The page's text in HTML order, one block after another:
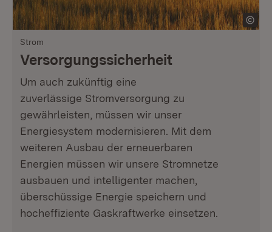
Strom
Versorgungssicherheit
Um auch zukünftig eine
zuverlässige Stromversorgung zu
gewährleisten, müssen wir unser
Energiesystem modernisieren. Mit dem
weiteren Ausbau der erneuerbaren
Energien müssen wir unsere Stromnetze
ausbauen und intelligenter machen,
überschüssige Energie speichern und
hocheffiziente Gaskraftwerke einsetzen.